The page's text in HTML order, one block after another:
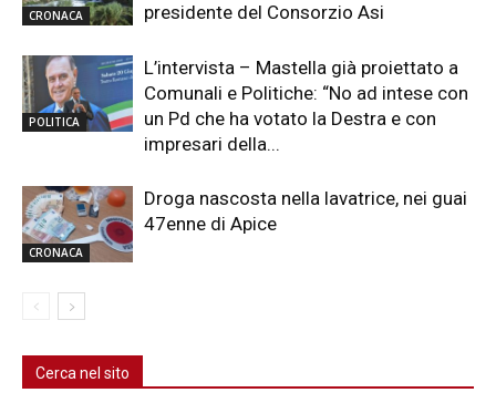
CRONACA
presidente del Consorzio Asi
POLITICA
L’intervista – Mastella già proiettato a
Comunali e Politiche: “No ad intese con
un Pd che ha votato la Destra e con
impresari della...
CRONACA
Droga nascosta nella lavatrice, nei guai
47enne di Apice
Cerca nel sito